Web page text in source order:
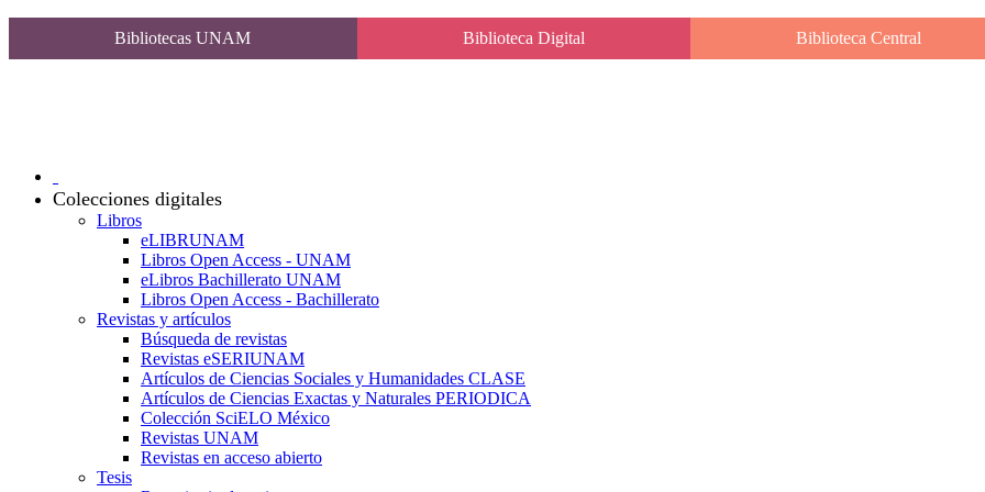
Bibliotecas UNAM Biblioteca Digital Biblioteca Central
Colecciones digitales
Libros
eLIBRUNAM
Libros Open Access - UNAM
eLibros Bachillerato UNAM
Libros Open Access - Bachillerato
Revistas y artículos
Búsqueda de revistas
Revistas eSERIUNAM
Artículos de Ciencias Sociales y Humanidades CLASE
Artículos de Ciencias Exactas y Naturales PERIODICA
Colección SciELO México
Revistas UNAM
Revistas en acceso abierto
Tesis